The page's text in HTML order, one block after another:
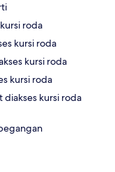
roda
kursi roda
kursi roda
kursi roda
kursi roda